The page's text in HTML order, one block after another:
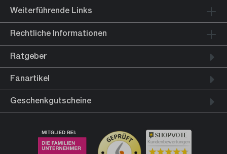
Weiterführende Links
Rechtliche Informationen
Ratgeber
Fanartikel
Geschenkgutscheine
Kundenbewertungen